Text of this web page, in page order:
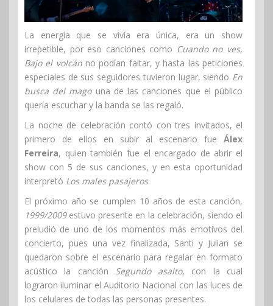
La energía que se vivía era única, era un show
irrepetible, por eso canciones como Cuando no ves,
Bajo el volcánno podían faltar, y hasta las peticiones
especiales de sus seguidores tuvieron lugar, siendo En
busca del magouna de las canciones que el público
quería escuchar y la banda se las regaló.
La noche de celebración contó con tres invitados, el
primero de ellos en subir al escenario fue Álex
Ferreira, quien también fue el encargado de abrir el
show con 5 de sus canciones, y en esta oportunidad
interpretó Los males pasajeros.
El próximo año se cumplen 10 años de esta canción,
1999/2009estuvo presente en la celebración, siendo el
preludió de uno de los momentos más emotivos del
concierto, pues una vez finalizada, Santi y Julian se
quedaron sobre el escenario para regalar en formato
acústico la canción Segundo asalto, con la cual
lograron iluminar el Auditorio Nacional con las luces de
los celulares de todas las personas presentes.